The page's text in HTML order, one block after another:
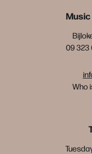
Music
09 323
Who